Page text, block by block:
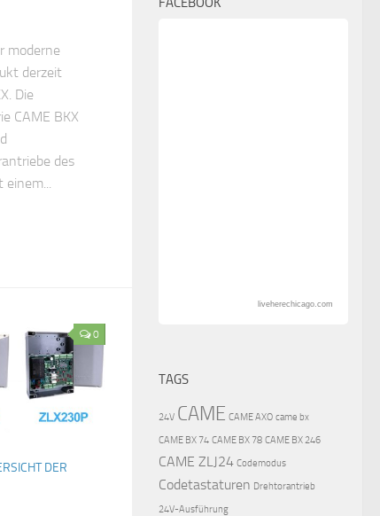
moderne
derzeit
Die
CAME BKX
des
0
DER
liveherechicago.com
TAGS
24V CAME CAME AXO came bx
CAME BX 74 CAME BX 78 CAME BX 246
CAME ZLJ24 Codemodus
Codetastaturen Drehtorantrieb
24V-Ausführung